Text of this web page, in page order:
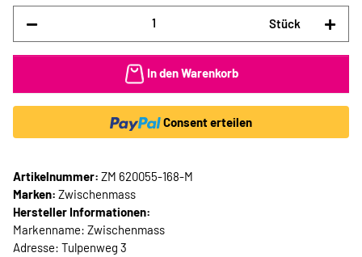
Stück
In den Warenkorb
Consent erteilen
Artikelnummer: ZM 620055-168-M
Marken: Zwischenmass
Hersteller Informationen:
Markenname: Zwischenmass
Adresse: Tulpenweg 3